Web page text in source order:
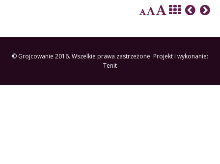
© Grojcowanie 2016. Wszelkie prawa zastrzeżone. Projekt i wykonanie:
Tenit